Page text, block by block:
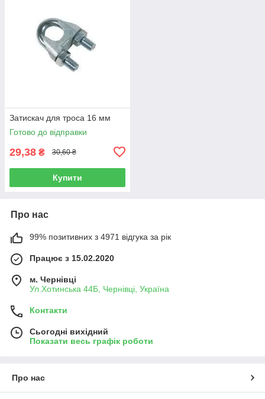
Затискач для троса 16 мм
Готово до відправки
29,38 ₴ 30,60 ₴
Купити
Про нас
99% позитивних з 4971 відгука за рік
Працює з 15.02.2020
м. Чернівці
Ул.Хотинська 44Б, Чернівці, Україна
Контакти
Сьогодні вихідний
Показати весь графік роботи
Про нас